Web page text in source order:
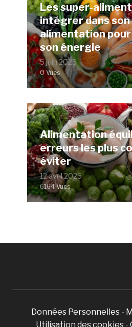
Les super-
intégrer dans son
alimentation
son énergie
5 juin 2025
0 Vues
Alimentation
erreurs les plus
éviter
12 avril 2025
6164 Vues
Données Personnelles -
Utilisation des cookies -